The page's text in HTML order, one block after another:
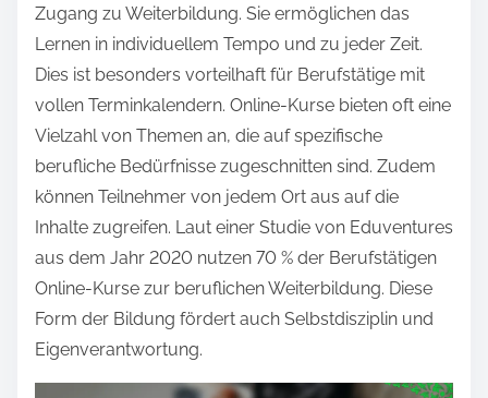
Zugang zu Weiterbildung. Sie ermöglichen das
Lernen in individuellem Tempo und zu jeder Zeit.
Dies ist besonders vorteilhaft für Berufstätige mit
vollen Terminkalendern. Online-Kurse bieten oft eine
Vielzahl von Themen an, die auf spezifische
berufliche Bedürfnisse zugeschnitten sind. Zudem
können Teilnehmer von jedem Ort aus auf die
Inhalte zugreifen. Laut einer Studie von Eduventures
aus dem Jahr 2020 nutzen 70 % der Berufstätigen
Online-Kurse zur beruflichen Weiterbildung. Diese
Form der Bildung fördert auch Selbstdisziplin und
Eigenverantwortung.